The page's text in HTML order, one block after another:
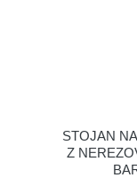
STOJAN
Z